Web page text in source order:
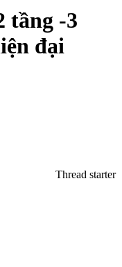
tầng -3
đại
Thread starter